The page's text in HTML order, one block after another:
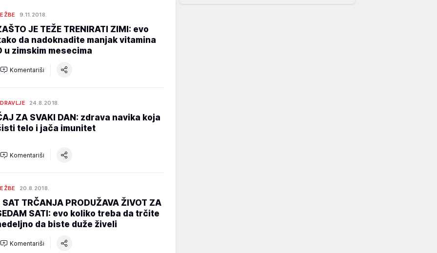
9.11.2018.
JE TEŽE TRENIRATI ZIMI: evo
da nadoknadite manjak vitamina
u zimskim mesecima
Komentariši
24.8.2018.
ZA SVAKI DAN: zdrava navika koja
telo i jača imunitet
Komentariši
20.8.2018.
SAT TRČANJA PRODUŽAVA ŽIVOT ZA
SATI: evo koliko treba da trčite
da biste duže živeli
Komentariši